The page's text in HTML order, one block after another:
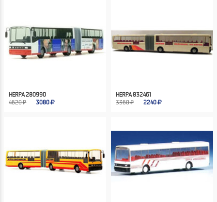
HERPA 280990
4620 ₽
3080
HERPA 832461
3360 ₽
2240